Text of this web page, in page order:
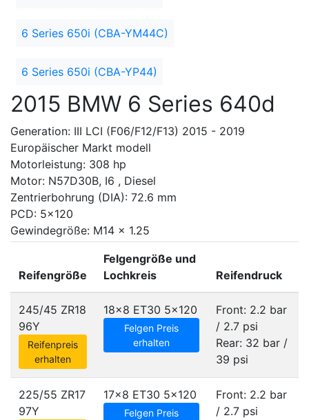
6 Series 650i (CBA-YM44C)
6 Series 650i (CBA-YP44)
2015 BMW 6 Series 640d
Generation: III LCI (F06/F12/F13) 2015 - 2019
Europäischer Markt modell
Motorleistung: 308 hp
Motor: N57D30B, I6 , Diesel
Zentrierbohrung (DIA): 72.6 mm
PCD: 5x120
Gewindegröße: M14 x 1.25
Reifengröße
Felgengröße und
Lochkreis
Reifendruck
245/45 ZR18
96Y
Reifenpreis
erhalten
18x8 ET30 5x120
Felgen Preis
erhalten
Front: 2.2 bar
/ 2.7 psi
Rear: 32 bar /
39 psi
225/55 ZR17
97Y
17x8 ET30 5x120
Felgen Preis
Front: 2.2 bar
/ 2.7 psi